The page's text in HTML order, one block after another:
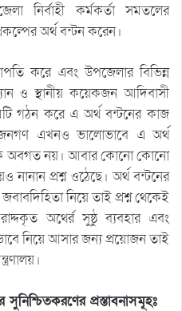
নির্বাহী কর্মকর্তা সমতলের
অর্থ বন্টন করেন।
করে এবং উপজেলার বিভিন্ন
ও স্থানীয় কয়েকজন আদিবাসী
গঠন করে এ অর্থ বন্টনের কাজ
এখনও ভালোভাবে এ অর্থ
অবগত নয়। আবার কোনো কোনো
নানান প্রশ্ন ওঠেছে। অর্থ বন্টনের
নিয়ে তাই প্রশ্ন থেকেই
অথের্র সুষ্ঠু ব্যবহার এবং
নিয়ে আসার জন্য প্রয়োজন তাই
প্রস্তাবনাসমূহঃ